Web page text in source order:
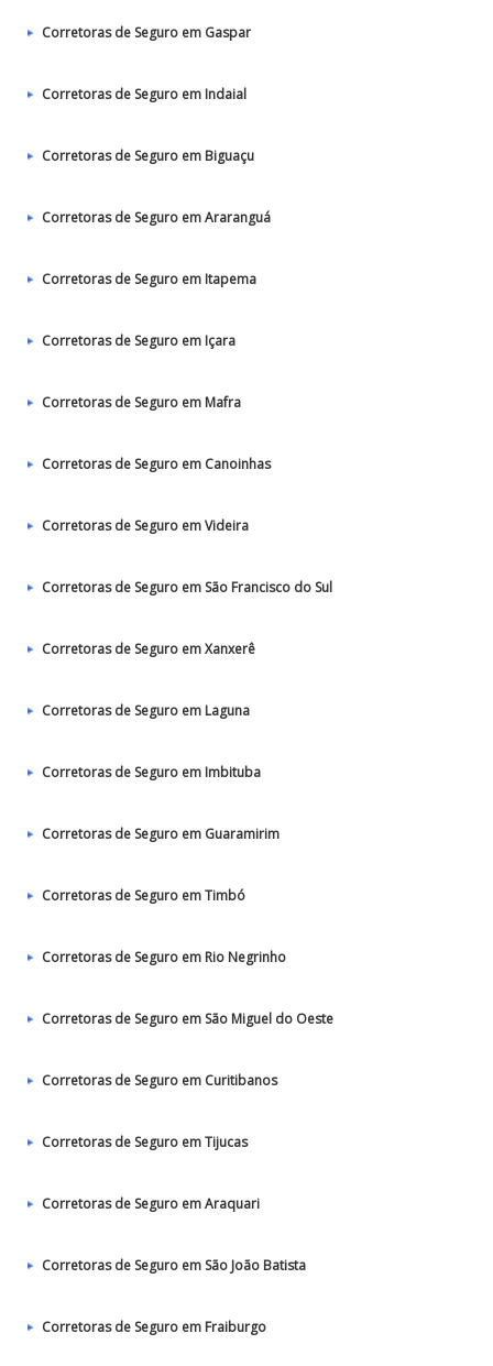
Corretoras de Seguro em Gaspar
Corretoras de Seguro em Indaial
Corretoras de Seguro em Biguaçu
Corretoras de Seguro em Araranguá
Corretoras de Seguro em Itapema
Corretoras de Seguro em Içara
Corretoras de Seguro em Mafra
Corretoras de Seguro em Canoinhas
Corretoras de Seguro em Videira
Corretoras de Seguro em São Francisco do Sul
Corretoras de Seguro em Xanxerê
Corretoras de Seguro em Laguna
Corretoras de Seguro em Imbituba
Corretoras de Seguro em Guaramirim
Corretoras de Seguro em Timbó
Corretoras de Seguro em Rio Negrinho
Corretoras de Seguro em São Miguel do Oeste
Corretoras de Seguro em Curitibanos
Corretoras de Seguro em Tijucas
Corretoras de Seguro em Araquari
Corretoras de Seguro em São João Batista
Corretoras de Seguro em Fraiburgo